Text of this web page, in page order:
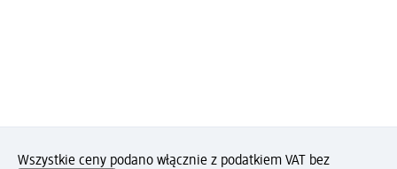
Wszystkie ceny podano włącznie z podatkiem VAT bez